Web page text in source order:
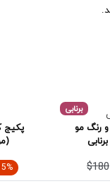
برنابی
رنگ مو
$180
پکیج